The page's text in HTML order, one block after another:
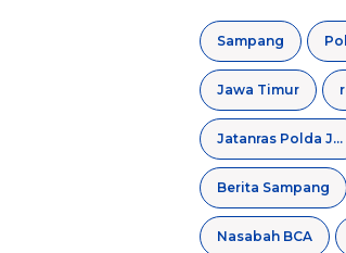
Sampang
Jawa Timur
Jatanras Polda Jatim
Berita Sampang
Nasabah BCA